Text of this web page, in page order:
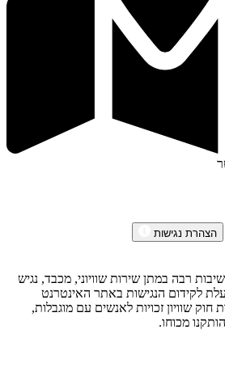
הצהרת נגישות
רבה במתן שירות שוויוני, מכבד, נגיש
לקידום הנגישות באתר האינטרנט
שוויון זכויות לאנשים עם מוגבלות,